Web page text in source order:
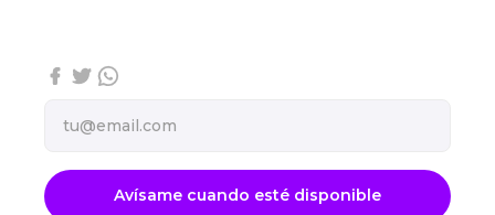
Avísame cuando esté disponible